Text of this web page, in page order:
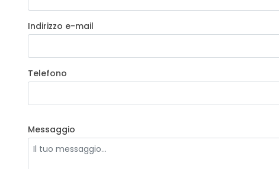
Indirizzo e-mail
Telefono
Messaggio